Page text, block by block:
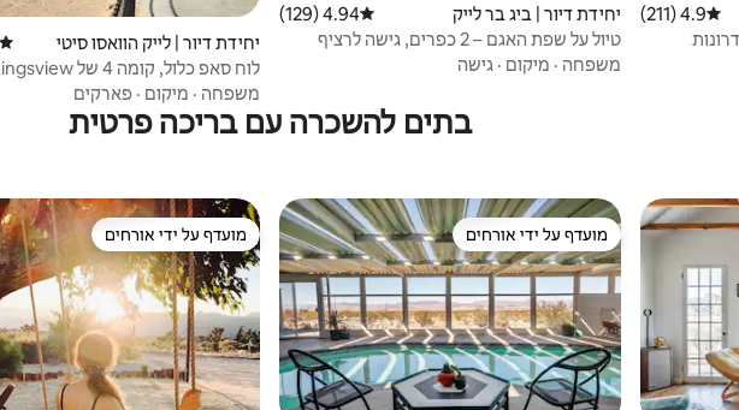
דירוג ממוצע של 4.9 מתוך 5, 211 ביקורות
4.9 (211)
יחידת דיור | ביג בר לייק דירוג ממוצע של 4.94 מתוך 5, 129 ביקורות
4.94 (129)
טיול על שפת האגם – 2 כפרים, גישה לרציף
וחיות מחמד
משפחה · מיקום · גישה
יחידת דיור | לייק הוואסו סיטי
לוח סאפ כלול, קומה 4 של Kingsview
משפחה · מיקום · פארקים
בתים להשכרה עם בריכה פרטית
מועדף על ידי אורחים
מועדף על ידי אורחים מועדף על ידי אורחים
מועדף על ידי אורחים